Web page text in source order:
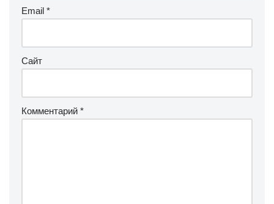
Email *
Сайт
Комментарий *